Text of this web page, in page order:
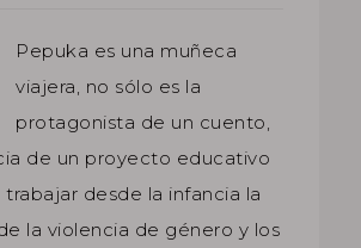
Pepuka es una muñeca
viajera, no sólo es la
protagonista de un cuento,
de un proyecto educativo
trabajar desde la infancia la
la violencia de género y los